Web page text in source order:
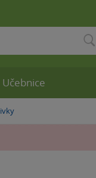
Učebnice